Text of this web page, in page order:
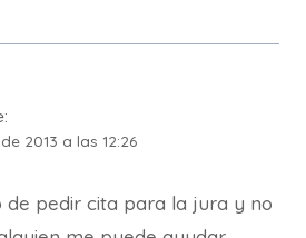
2013 a las 12:26
de pedir cita para la jura y no